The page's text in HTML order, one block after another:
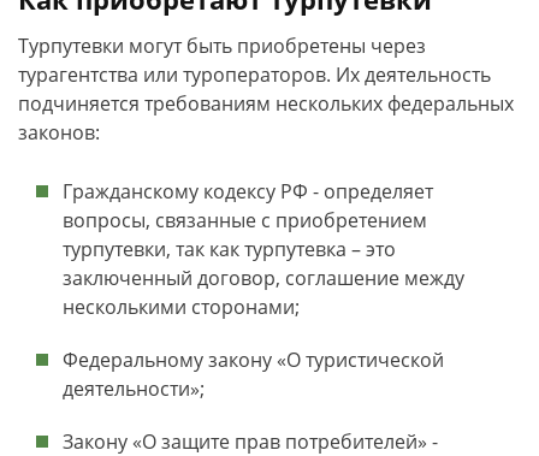
Турпутевки могут быть приобретены через
турагентства или туроператоров. Их деятельность
подчиняется требованиям нескольких федеральных
законов:
Гражданскому кодексу РФ - определяет
вопросы, связанные с приобретением
турпутевки, так как турпутевка – это
заключенный договор, соглашение между
несколькими сторонами;
Федеральному закону «О туристической
деятельности»;
Закону «О защите прав потребителей» -